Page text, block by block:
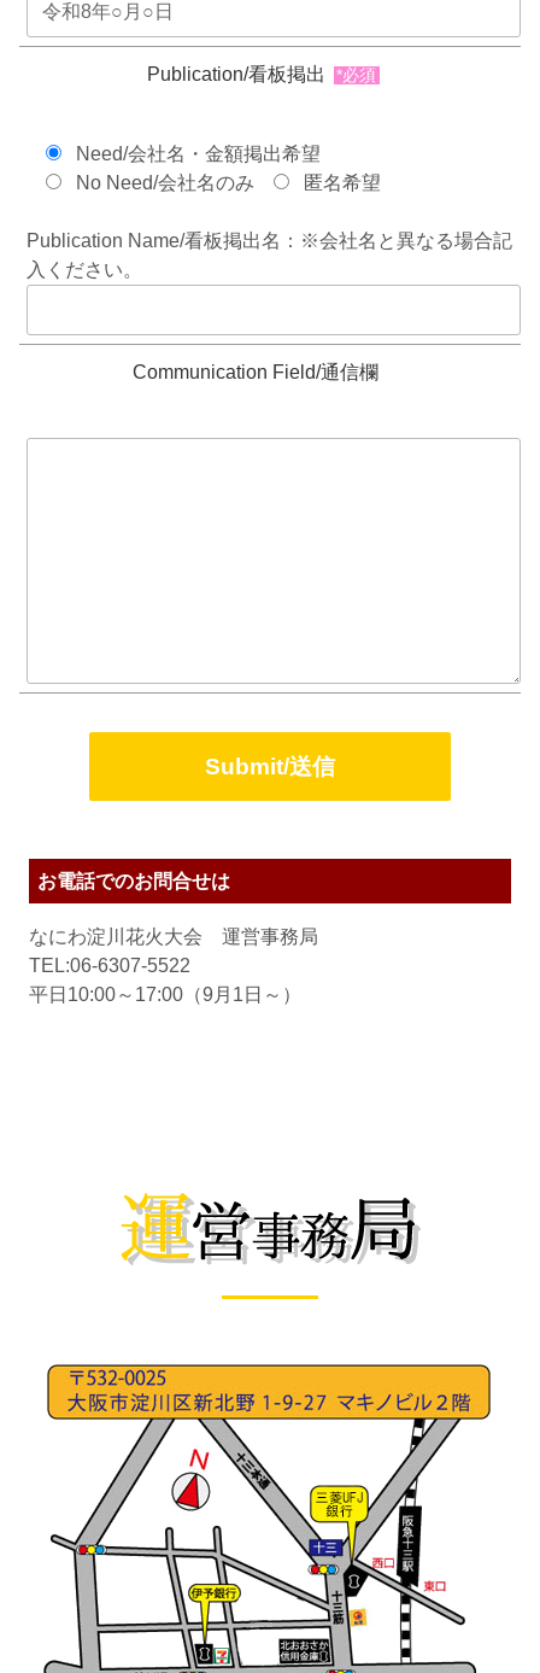
Publication/看板掲出 *必須
Need/会社名・金額掲出希望
No Need/会社名のみ
匿名希望
Publication Name/看板掲出名：※会社名と異なる場合記
入ください。
Communication Field/通信欄
お電話でのお問合せは
なにわ淀川花火大会 運営事務局
TEL:06-6307-5522
平日10:00～17:00（9月1日～）